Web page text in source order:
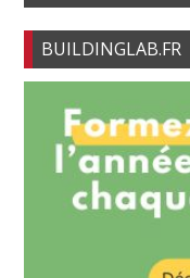
BUILDINGLAB.FR